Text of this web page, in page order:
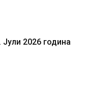
2026 година